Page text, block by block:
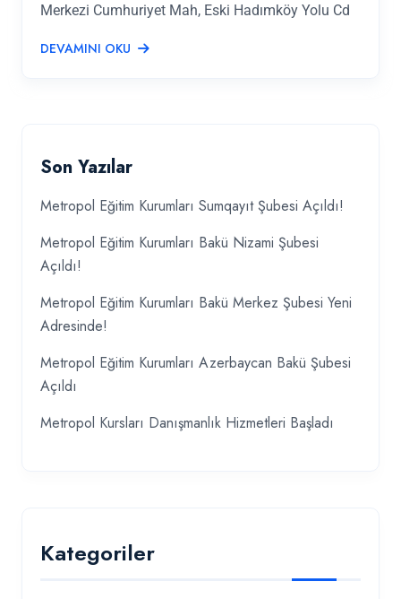
Merkezi Cumhuriyet Mah, Eski Hadımköy Yolu Cd
DEVAMINI OKU
Son Yazılar
Metropol Eğitim Kurumları Sumqayıt Şubesi Açıldı!
Metropol Eğitim Kurumları Bakü Nizami Şubesi
Açıldı!
Metropol Eğitim Kurumları Bakü Merkez Şubesi Yeni
Adresinde!
Metropol Eğitim Kurumları Azerbaycan Bakü Şubesi
Açıldı
Metropol Kursları Danışmanlık Hizmetleri Başladı
Kategoriler